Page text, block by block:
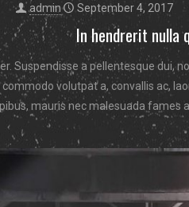
admin September 4, 2017
In hendrerit nulla
Suspendisse a pellentesque
volutpat a, convallis ac,
mauris nec malesuada fames